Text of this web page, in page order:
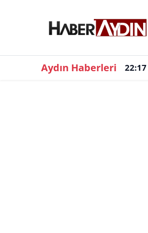
Aydın Haberleri 22:17